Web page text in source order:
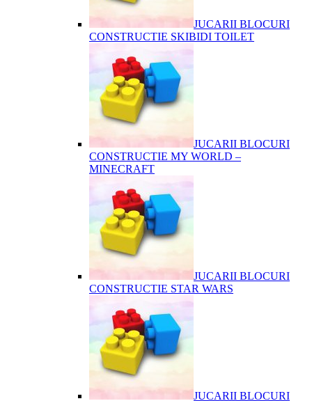
JUCARII BLOCURI
CONSTRUCTIE SKIBIDI TOILET
JUCARII BLOCURI
CONSTRUCTIE MY WORLD –
MINECRAFT
JUCARII BLOCURI
CONSTRUCTIE STAR WARS
JUCARII BLOCURI